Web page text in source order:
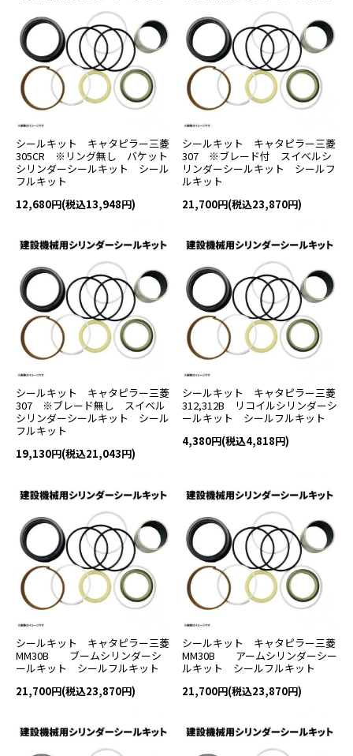
シールキット キャタピラー三菱
305CR ※リング無し バケット
シリンダーシールキット シール
フルキット
12,680円(税込13,948円)
シールキット キャタピラー三菱
307 ※ブレード付 スイベルシ
リンダーシールキット シールフ
ルキット
21,700円(税込23,870円)
シールキット キャタピラー三菱
307 ※ブレード無し スイベル
シリンダーシールキット シール
フルキット
19,130円(税込21,043円)
シールキット キャタピラー三菱
312,312B リコイルシリンダーシ
ールキット シールフルキット
4,380円(税込4,818円)
シールキット キャタピラー三菱
MM30B ブームシリンダーシ
ールキット シールフルキット
21,700円(税込23,870円)
シールキット キャタピラー三菱
MM30B アームシリンダーシー
ルキット シールフルキット
21,700円(税込23,870円)